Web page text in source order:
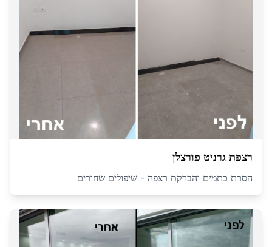
רצפת גרניט פורצלן
הסרת כתמים והברקת רצפה - שיפולים שחורים